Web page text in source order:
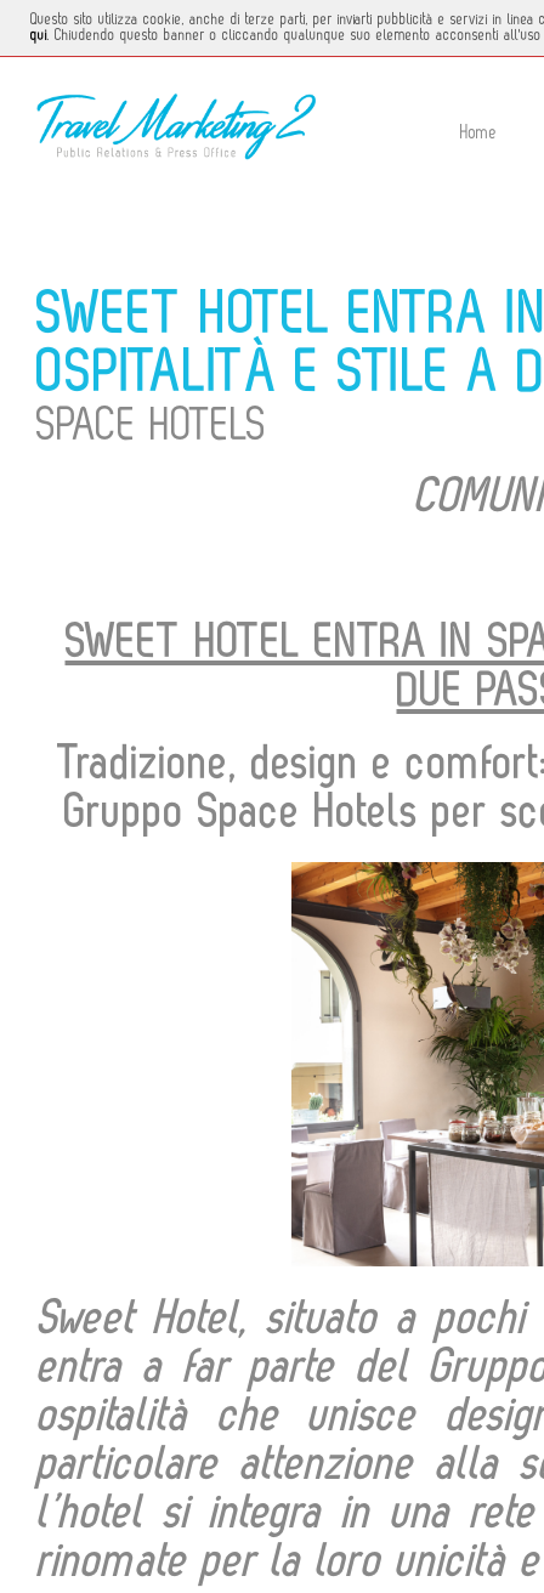
Questo sito utilizza cookie, anche di terze parti, per inviarti pubblicità e servizi in
qui. Chiudendo questo banner o cliccando qualunque suo elemento acconsenti
Home
SWEET HOTEL ENTRA
OSPITALITÀ E STILE A
SPACE HOTELS
SWEET HOTEL ENTRA IN
DUE
Tradizione, design e
Gruppo Space Hotels per
Sweet Hotel, situato a
entra a far parte del
ospitalità che unisce
particolare attenzione alla
l’hotel si integra in una
rinomate per la loro unicità